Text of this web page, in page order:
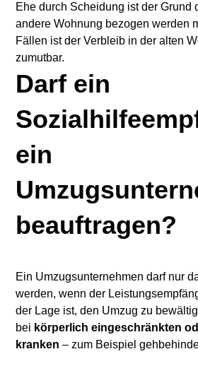
Ehe durch Scheidung ist der Grund
andere Wohnung bezogen werden
Fällen ist der Verbleib in der alten
zumutbar.
Darf ein
ein
beauftragen?
Ein Umzugsunternehmen darf nur
werden, wenn der
der Lage ist, den Umzug zu
bei körperlich eingeschränkten
kranken – zum Beispiel